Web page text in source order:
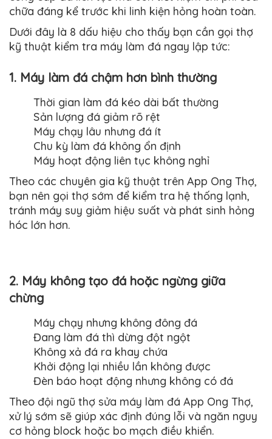
chữa đáng kể trước khi linh kiện hỏng hoàn toàn.
Dưới đây là 8 dấu hiệu cho thấy bạn cần gọi thợ
kỹ thuật kiểm tra máy làm đá ngay lập tức:
1. Máy làm đá chậm hơn bình thường
Thời gian làm đá kéo dài bất thường
Sản lượng đá giảm rõ rệt
Máy chạy lâu nhưng đá ít
Chu kỳ làm đá không ổn định
Máy hoạt động liên tục không nghỉ
Theo các chuyên gia kỹ thuật trên App Ong Thợ,
bạn nên gọi thợ sớm để kiểm tra hệ thống lạnh,
tránh máy suy giảm hiệu suất và phát sinh hỏng
hóc lớn hơn.
2. Máy không tạo đá hoặc ngừng giữa
chừng
Máy chạy nhưng không đông đá
Đang làm đá thì dừng đột ngột
Không xả đá ra khay chứa
Khởi động lại nhiều lần không được
Đèn báo hoạt động nhưng không có đá
Theo đội ngũ thợ sửa máy làm đá App Ong Thợ,
xử lý sớm sẽ giúp xác định đúng lỗi và ngăn nguy
cơ hỏng block hoặc bo mạch điều khiển.